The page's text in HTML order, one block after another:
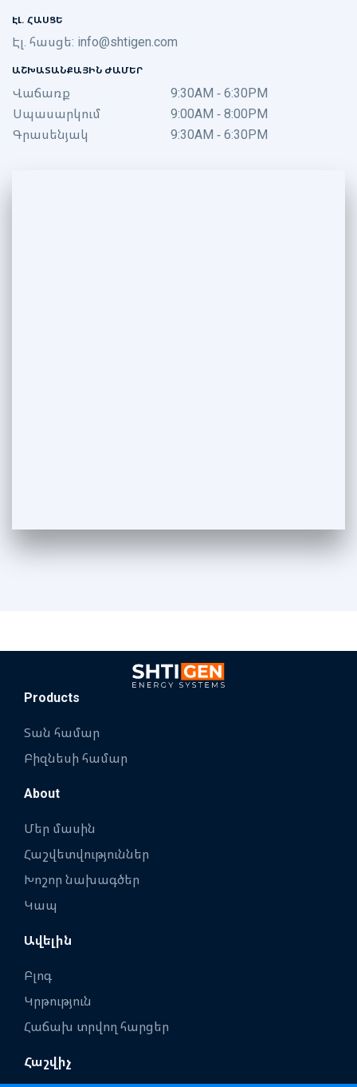
ԷԼ. ՀԱՍՑԵ
Էլ. հասցե: info@shtigen.com
ԱՇԽԱՏԱՆՔԱՅԻՆ ԺԱՄԵՐ
Վաճառք
9:30AM - 6:30PM
Սպասարկում
9:00AM - 8:00PM
Գրասենյակ
9:30AM - 6:30PM
Products
Տան համար
Բիզնեսի համար
About
Մեր մասին
Հաշվետվություններ
Խոշոր նախագծեր
Կապ
Ավելին
Բլոգ
Կրթություն
Հաճախ տրվող հարցեր
Հաշվիչ